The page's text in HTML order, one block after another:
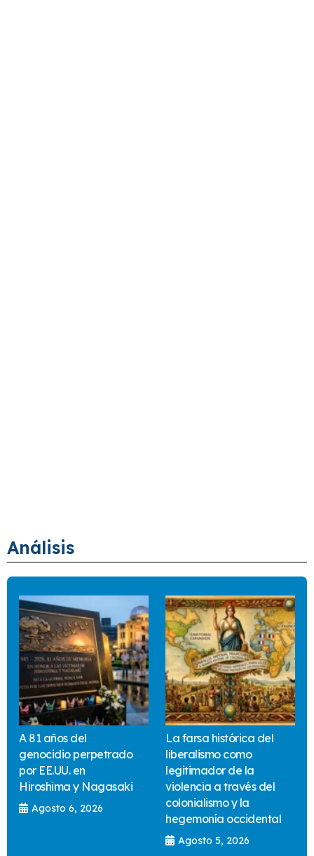
Análisis
A 81 años del
genocidio perpetrado
por EE.UU. en
Hiroshima y Nagasaki
Agosto 6, 2026
La farsa histórica del
liberalismo como
legitimador de la
violencia a través del
colonialismo y la
hegemonía occidental
Agosto 5, 2026